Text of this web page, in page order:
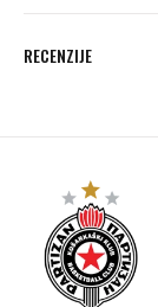
RECENZIJE